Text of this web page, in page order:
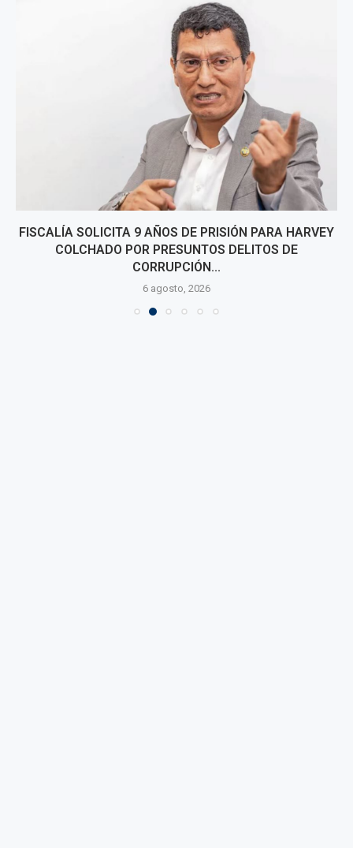
FISCALÍA SOLICITA 9 AÑOS DE PRISIÓN PARA HARVEY
COLCHADO POR PRESUNTOS DELITOS DE
CORRUPCIÓN...
6 agosto, 2026